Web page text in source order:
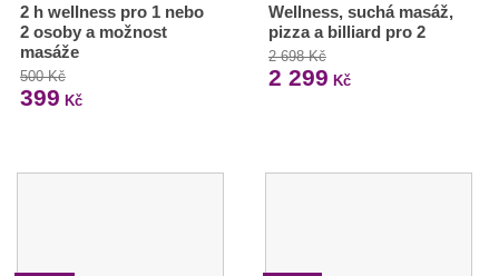
2 h wellness pro 1 nebo
2 osoby a možnost
masáže
500 Kč
399 Kč
Wellness, suchá masáž,
pizza a billiard pro 2
2 698 Kč
2 299 Kč